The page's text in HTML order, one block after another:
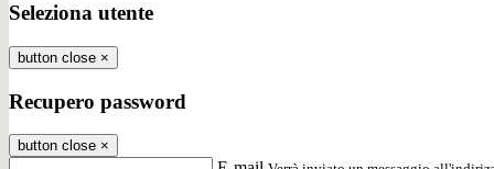
Seleziona utente
button close ×
Recupero password
button close ×